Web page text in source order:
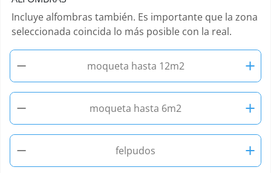
Incluye alfombras también. Es importante que la zona
seleccionada coincida lo más posible con la real.
− moqueta hasta 12m2
+
−
moqueta hasta 6m2
+
−
felpudos +